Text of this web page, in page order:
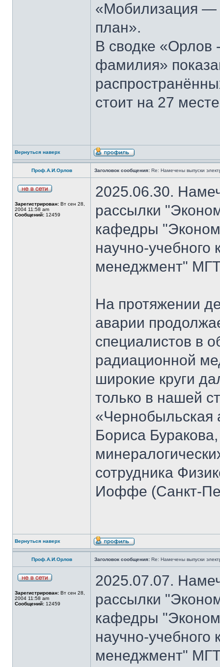
«Мобилизация —
план».
В сводке «Орлов
фамилия»
стоит на 27
Вернуться наверх
Проф.А.И.Орлов Заголовок сообщения: Re: Намечены выпуски
Зарегистрирован: Вт сен 28,
2004 11:58 am
Сообщений: 12459
2025.06.30.
рассылки
кафедры
научно-
менеджмент"
На протяжении
аварии
специалистов в
радиационной
широкие круги
только в нашей
«Чернобыльская
Бориса
сотрудника
Иоффе (Санкт-
Вернуться наверх
Проф.А.И.Орлов Заголовок сообщения: Re: Намечены выпуски
Зарегистрирован: Вт сен 28,
2004 11:58 am
Сообщений: 12459
2025.07.07.
рассылки
кафедры
научно-
менеджмент"